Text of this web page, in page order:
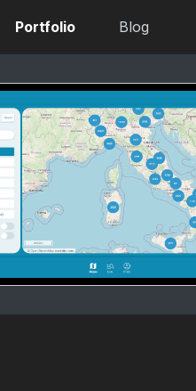
Portfolio Blog